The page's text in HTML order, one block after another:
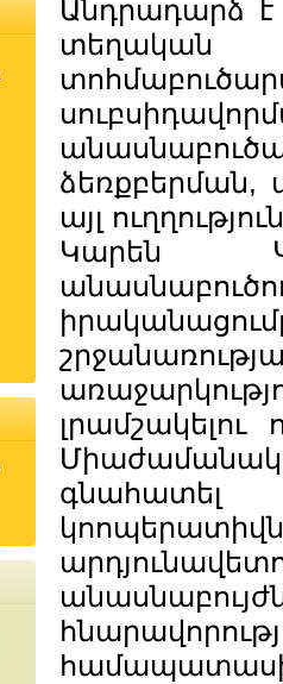
Անդրադարձ է
տեղական
ձեռքբերման,
այլ
Կարեն